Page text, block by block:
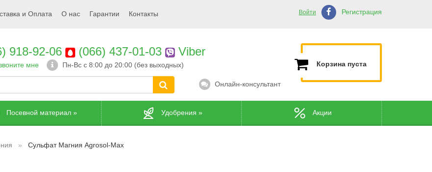
Войти Регистрация
и Оплата О нас Гарантии Контакты
918-92-06 (066) 437-01-03 Viber
мне Пн-Вс с 8:00 до 20:00 (без выходных)
Онлайн-консультант
Корзина пуста
Посевной материал » Удобрения » Акции
Сульфат Магния Agrosol-Max